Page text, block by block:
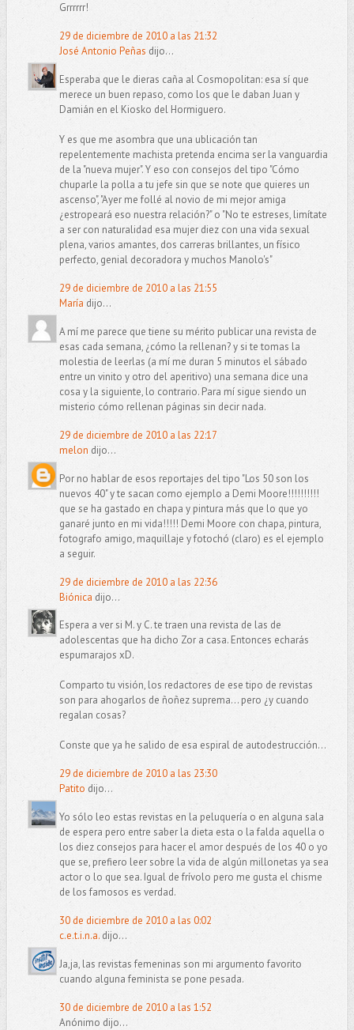
Grrrrrr!
29 de diciembre de 2010 a las 21:32
José Antonio Peñas dijo...
Esperaba que le dieras caña al Cosmopolitan: esa sí que
merece un buen repaso, como los que le daban Juan y
Damián en el Kiosko del Hormiguero.
Y es que me asombra que una ublicación tan
repelentemente machista pretenda encima ser la vanguardia
de la "nueva mujer". Y eso con consejos del tipo "Cómo
chuparle la polla a tu jefe sin que se note que quieres un
ascenso", "Ayer me follé al novio de mi mejor amiga
¿estropeará eso nuestra relación?" o "No te estreses, limítate
a ser con naturalidad esa mujer diez con una vida sexual
plena, varios amantes, dos carreras brillantes, un físico
perfecto, genial decoradora y muchos Manolo's"
29 de diciembre de 2010 a las 21:55
María dijo...
A mí me parece que tiene su mérito publicar una revista de
esas cada semana, ¿cómo la rellenan? y si te tomas la
molestia de leerlas (a mí me duran 5 minutos el sábado
entre un vinito y otro del aperitivo) una semana dice una
cosa y la siguiente, lo contrario. Para mí sigue siendo un
misterio cómo rellenan páginas sin decir nada.
29 de diciembre de 2010 a las 22:17
melon dijo...
Por no hablar de esos reportajes del tipo "Los 50 son los
nuevos 40" y te sacan como ejemplo a Demi Moore!!!!!!!!!!
que se ha gastado en chapa y pintura más que lo que yo
ganaré junto en mi vida!!!!! Demi Moore con chapa, pintura,
fotografo amigo, maquillaje y fotochó (claro) es el ejemplo
a seguir.
29 de diciembre de 2010 a las 22:36
Biónica dijo...
Espera a ver si M. y C. te traen una revista de las de
adolescentas que ha dicho Zor a casa. Entonces echarás
espumarajos xD.
Comparto tu visión, los redactores de ese tipo de revistas
son para ahogarlos de ñoñez suprema... pero ¿y cuando
regalan cosas?
Conste que ya he salido de esa espiral de autodestrucción...
29 de diciembre de 2010 a las 23:30
Patito dijo...
Yo sólo leo estas revistas en la peluquería o en alguna sala
de espera pero entre saber la dieta esta o la falda aquella o
los diez consejos para hacer el amor después de los 40 o yo
que se, prefiero leer sobre la vida de algún millonetas ya sea
actor o lo que sea. Igual de frívolo pero me gusta el chisme
de los famosos es verdad.
30 de diciembre de 2010 a las 0:02
c.e.t.i.n.a.dijo...
Ja,ja, las revistas femeninas son mi argumento favorito
cuando alguna feminista se pone pesada.
30 de diciembre de 2010 a las 1:52
Anónimo dijo...